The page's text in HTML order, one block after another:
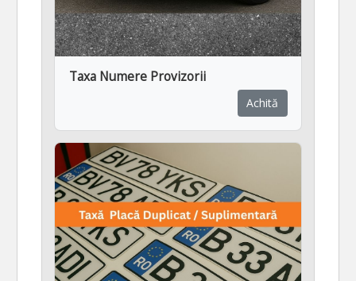
Taxa Numere Provizorii
Achită